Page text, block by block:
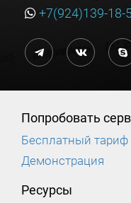
+7(924)139-18-
Попробовать
Бесплатный тариф
Демонстрация
Ресурсы